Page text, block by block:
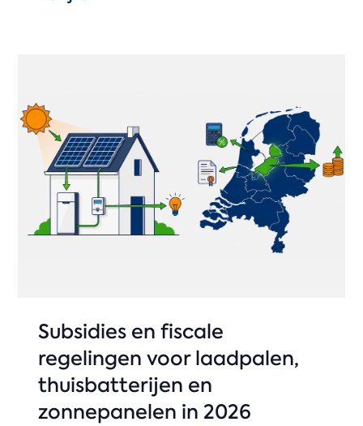
Subsidies en fiscale
regelingen voor laadpalen,
thuisbatterijen en
zonnepanelen in 2026